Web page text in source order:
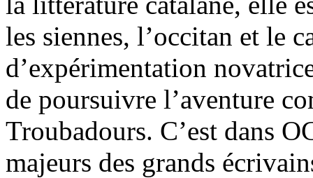
les siennes, l’occitan et le
d’expérimentation
de poursuivre l’aventure
Troubadours. C’est dans
majeurs des grands